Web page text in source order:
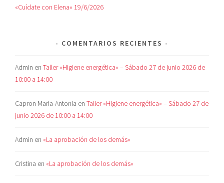
«Cuídate con Elena» 19/6/2026
COMENTARIOS RECIENTES
Admin enTaller «Higiene energética» – Sábado 27 de junio 2026 de
10:00 a 14:00
Capron Maria-Antonia enTaller «Higiene energética» – Sábado 27 de
junio 2026 de 10:00 a 14:00
Admin en «La aprobación de los demás»
Cristina en «La aprobación de los demás»